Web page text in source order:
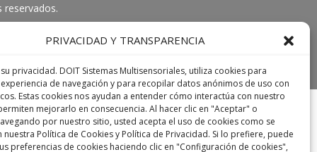
PRIVACIDAD Y TRANSPARENCIA
privacidad. DOIT Sistemas Multisensoriales, utiliza cookies para
de navegación y para recopilar datos anónimos de uso con
Estas cookies nos ayudan a entender cómo interactúa con nuestro
mejorarlo en consecuencia. Al hacer clic en "Aceptar" o
por nuestro sitio, usted acepta el uso de cookies como se
nuestra Política de Cookies y Política de Privacidad. Si lo prefiere, puede
preferencias de cookies haciendo clic en "Configuración de cookies",
reservados.